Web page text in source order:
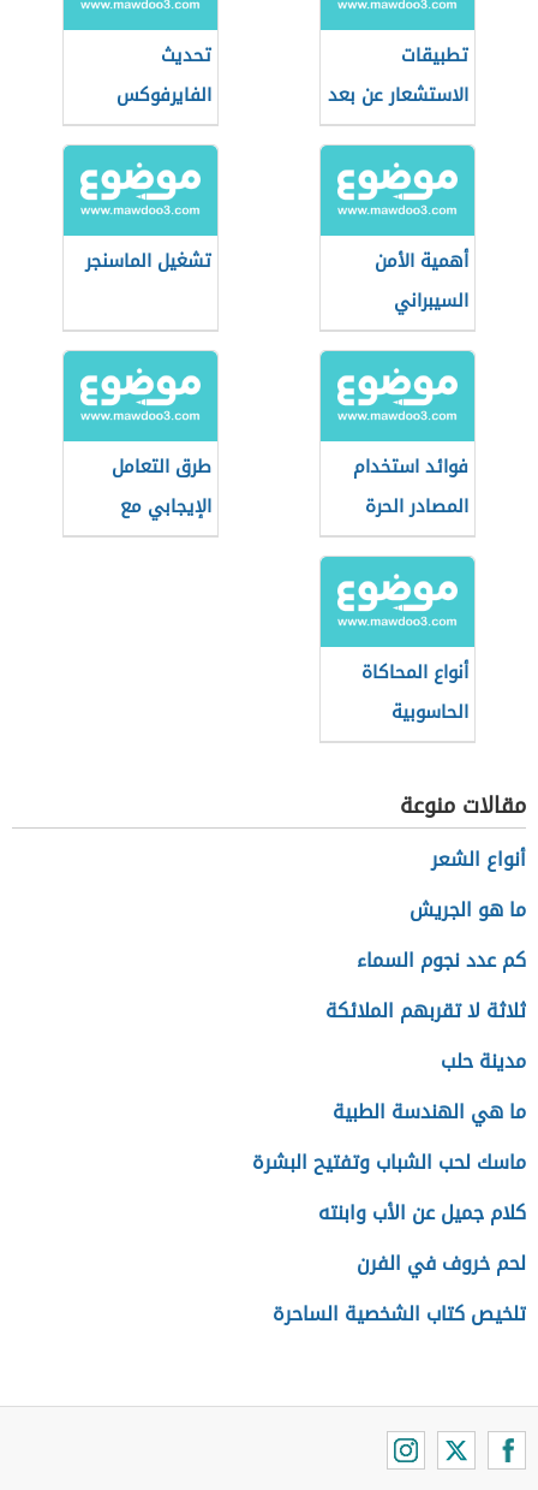
تطبيقات
الاستشعار عن بعد
تحديث
الفايرفوكس
أهمية الأمن
السيبراني
تشغيل الماسنجر
فوائد استخدام
المصادر الحرة
طرق التعامل
الإيجابي مع
وسائل الاتصال
أنواع المحاكاة
الحاسوبية
مقالات منوعة
أنواع الشعر
ما هو الجريش
كم عدد نجوم السماء
ثلاثة لا تقربهم الملائكة
مدينة حلب
ما هي الهندسة الطبية
ماسك لحب الشباب وتفتيح البشرة
كلام جميل عن الأب وابنته
لحم خروف في الفرن
تلخيص كتاب الشخصية الساحرة